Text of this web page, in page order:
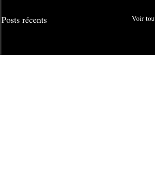
Posts récents Voir tout